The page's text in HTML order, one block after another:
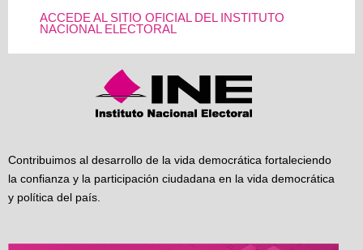
ACCEDE AL SITIO OFICIAL DEL INSTITUTO
NACIONAL ELECTORAL
Contribuimos al desarrollo de la vida democrática fortaleciendo
la confianza y la participación ciudadana en la vida democrática
y política del país.